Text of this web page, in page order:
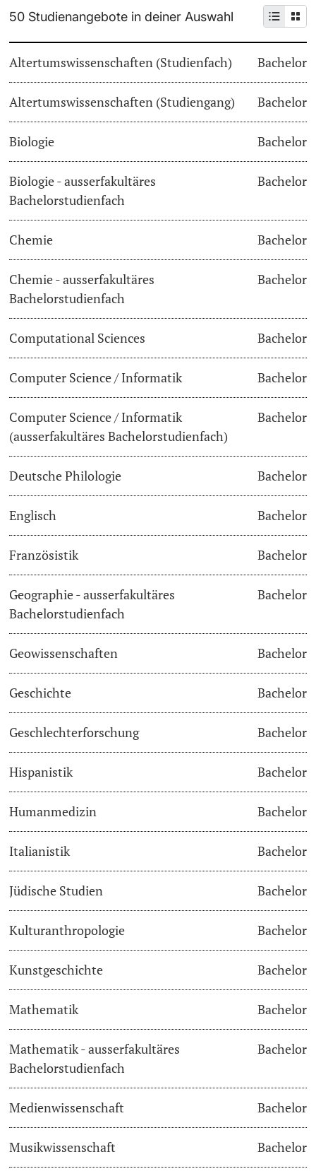
Doktorierende
Fördernde & Alumni
weitere Informationen
Dozierende
Informationen, Veranstaltungen & Schnuppern
Studienberatung
Studienfachberatung
Im Studium
Vorlesungsverzeichnis
Belegen
Termine & Fristen
Dokumente und Verifikation
«Start Smart»-Week
Mobilität
Campus Stories
Hörerinnen/Hörer
Student Life
Beratung & Support
Studienberatung
Studienfinanzierung
Berufseinstieg & Laufbahnberatung
Soziales & Gesundheit
Koordinationsstelle für Geflüchtete
Beratungswegweiser
Lernen & Lehren
KI in Studium und Lehre
Digitales Lernen
Sprachenzentrum
Weiterbildung
Universität
50 Studienangebote in deiner Auswahl
Altertumswissenschaften (Studienfach) Bachelor
Altertumswissenschaften (Studiengang) Bachelor
Biologie Bachelor
Biologie - ausserfakultäres
Bachelorstudienfach
Bachelor
Chemie Bachelor
Chemie - ausserfakultäres
Bachelorstudienfach
Bachelor
Computational Sciences Bachelor
Computer Science / Informatik Bachelor
Computer Science / Informatik
(ausserfakultäres Bachelorstudienfach)
Bachelor
Deutsche Philologie Bachelor
Englisch Bachelor
Französistik Bachelor
Geographie - ausserfakultäres
Bachelorstudienfach
Bachelor
Geowissenschaften Bachelor
Geschichte Bachelor
Geschlechterforschung Bachelor
Hispanistik Bachelor
Humanmedizin Bachelor
Italianistik Bachelor
Jüdische Studien Bachelor
Kulturanthropologie Bachelor
Kunstgeschichte Bachelor
Mathematik Bachelor
Mathematik - ausserfakultäres
Bachelorstudienfach
Bachelor
Medienwissenschaft Bachelor
Musikwissenschaft Bachelor